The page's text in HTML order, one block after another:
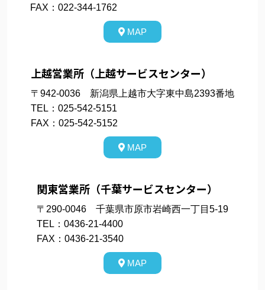
FAX：022-344-1762
MAP
上越営業所（上越サービスセンター）
〒942-0036 新潟県上越市大字東中島2393番地
TEL：025-542-5151
FAX：025-542-5152
MAP
関東営業所（千葉サービスセンター）
〒290-0046 千葉県市原市岩崎西一丁目5-19
TEL：0436-21-4400
FAX：0436-21-3540
MAP